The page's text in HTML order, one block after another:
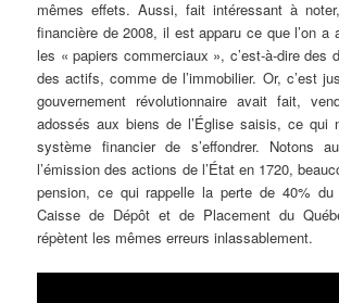
mêmes effets. Aussi, fait intéressant à
financière de 2008, il est apparu ce que l’on a
les « papiers commerciaux », c’est-à-dire des
des actifs, comme de l’immobilier. Or, c’est
gouvernement révolutionnaire avait fait,
adossés aux biens de l’Église saisis, ce qui
système financier de s’effondrer. Notons
l’émission des actions de l’État en 1720,
pension, ce qui rappelle la perte de 40% du
Caisse de Dépôt et de Placement du
répètent les mêmes erreurs inlassablement.